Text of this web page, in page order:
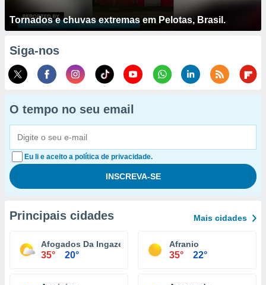
Tornados e chuvas extremas em Pelotas, Brasil.
Siga-nos
O tempo no seu email
Eu li e aceito a política de privacidade.
Principais cidades Mais cidades
Afogados Da Ingazeira
35° 20°
Afranio
35° 22°